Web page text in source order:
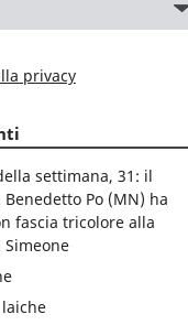
privacy
settimana, 31: il
Po (MN) ha
fascia tricolore alla
Simeone